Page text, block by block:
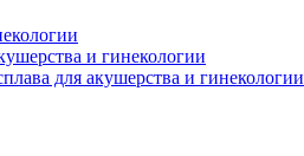
и гинекологии
для акушерства и гинекологии